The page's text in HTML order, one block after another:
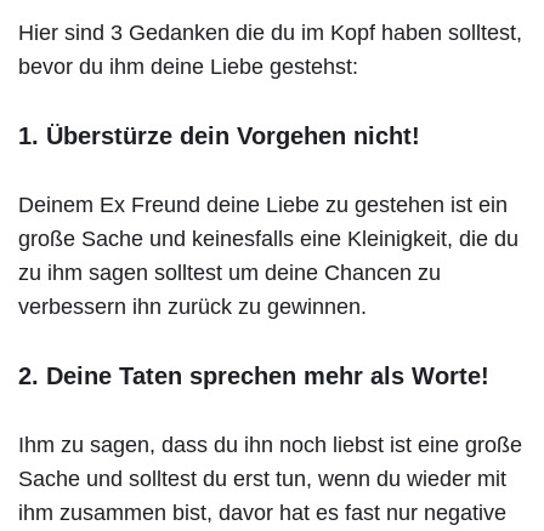
Hier sind 3 Gedanken die du im Kopf haben solltest,
bevor du ihm deine Liebe gestehst:
1. Überstürze dein Vorgehen nicht!
Deinem Ex Freund deine Liebe zu gestehen ist ein
große Sache und keinesfalls eine Kleinigkeit, die du
zu ihm sagen solltest um deine Chancen zu
verbessern ihn zurück zu gewinnen.
2. Deine Taten sprechen mehr als Worte!
Ihm zu sagen, dass du ihn noch liebst ist eine große
Sache und solltest du erst tun, wenn du wieder mit
ihm zusammen bist, davor hat es fast nur negative